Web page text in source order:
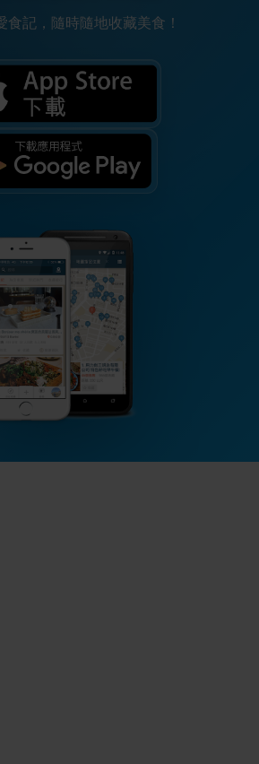
食記，隨時隨地收藏美食！